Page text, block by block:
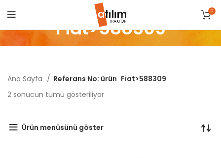
0
Fiat>588309
Ana Sayfa Referans No: ürün Fiat>588309
2 sonucun tümü gösteriliyorPopülerliğe
Ürün menüsünü göster